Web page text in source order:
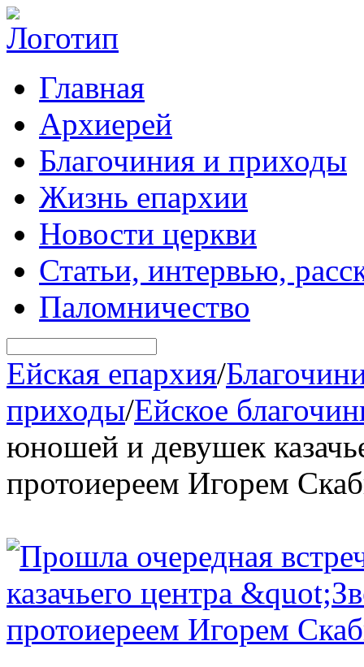
Главная
Архиерей
Благочиния и приходы
Жизнь епархии
Новости церкви
Статьи, интервью,
Паломничество
Ейская епархия/
приходы/Ейское
юношей и девушек
протоиереем Игорем